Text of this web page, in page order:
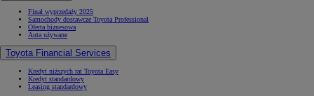
Finał wyprzedaży 2025
Samochody dostawcze Toyota Professional
Oferta biznesowa
Auta używane
Toyota Financial Services
Kredyt niższych rat Toyota Easy
Kredyt standardowy
Leasing standardowy